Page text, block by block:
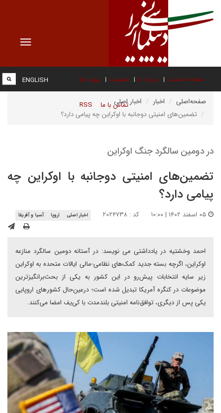
Toggle
صفحه نخست درباره ما عضویت پیوند ها
تماس با ما RSS
ENGLISH
صفحه‌اصلی اخبار
اخبار اصلی
تضمین‌های امنیتی دوجانبه با اوکراین چه پیامی دارد؟
در دومین سالگرد جنگ اوکراین
تضمین‌های امنیتی دوجانبه با اوکراین چه
پیامی دارد؟
کد : ۲۰۲۴۷۳۸ اخبار اصلی اروپا آسیا و آفریقا
احمد وخشتیه در یادداشتی می نویسد: در آستانه دومین سالگرد منازعه
اوکراین، اگرچه بسته جدید کمک‌های نظامی-مالی ایالات متحده به اوکراین
زیر سایه انتخابات پیش‌رو در این کشور به یکی از بحث‌برانگیز‌ترین
موضوعات در کنگره آمریکا تبدیل شده است؛ درعین‌حال کشورهای اروپایی
یکی پس از دیگری، توافق‌نامه امنیتی بلندمدت با کی‌یف امضا می‌کنند.